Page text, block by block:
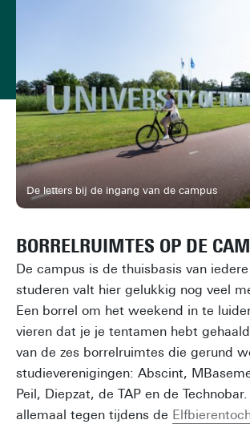
De letters bij de ingang van de campus
BORRELRUIMTES OP DE
De campus is de thuisbasis van
studeren valt hier gelukkig nog veel
Een borrel om het weekend in te
vieren dat je je tentamen hebt
van de zes borrelruimtes die gerund
studieverenigingen: Abscint,
Peil, Diepzat, de TAP en de
allemaal tegen tijdens de